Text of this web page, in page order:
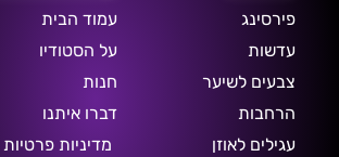
פירסינג
עדשות
צבעים לשיער
הרחבות
עגילים לאוזן
עמוד הבית
על הסטודיו
חנות
דברו איתנו
מדיניות פרטיות